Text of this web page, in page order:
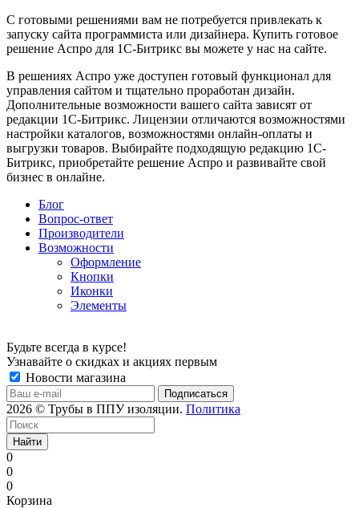
С готовыми решениями вам не потребуется привлекать к
запуску сайта программиста или дизайнера. Купить готовое
решение Аспро для 1С-Битрикс вы можете у нас на сайте.
В решениях Аспро уже доступен готовый функционал для
управления сайтом и тщательно проработан дизайн.
Дополнительные возможности вашего сайта зависят от
редакции 1С-Битрикс. Лицензии отличаются возможностями
настройки каталогов, возможностями онлайн-оплаты и
выгрузки товаров. Выбирайте подходящую редакцию 1С-
Битрикс, приобретайте решение Аспро и развивайте свой
бизнес в онлайне.
Блог
Вопрос-ответ
Производители
Возможности
Оформление
Кнопки
Иконки
Элементы
Будьте всегда в курсе!
Узнавайте о скидках и акциях первым
Новости магазина
2026 © Трубы в ППУ изоляции. Политика
Найти
0
0
0
Корзина